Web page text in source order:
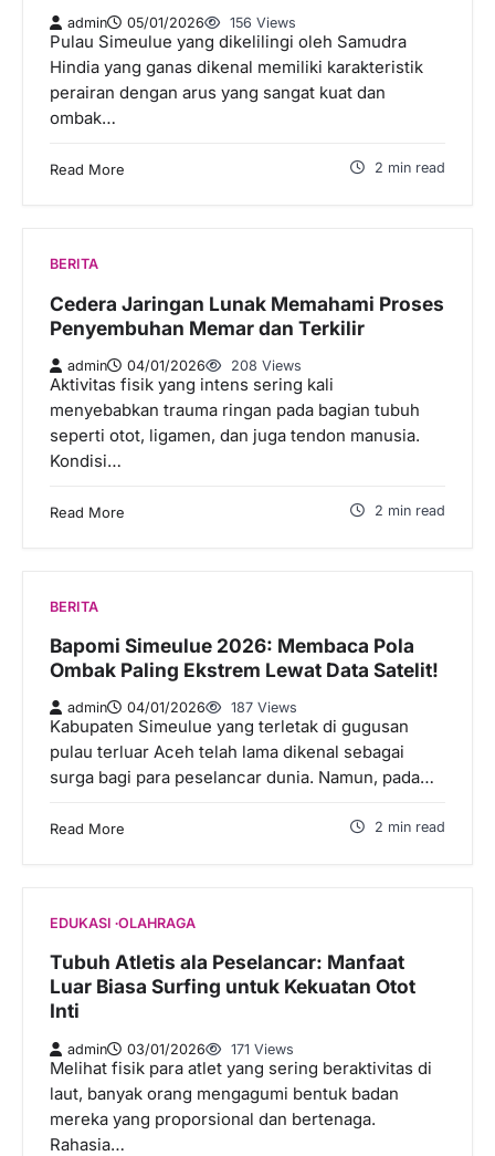
admin 05/01/2026 156 Views
Pulau Simeulue yang dikelilingi oleh Samudra
Hindia yang ganas dikenal memiliki karakteristik
perairan dengan arus yang sangat kuat dan
ombak…
Read More 2 min read
BERITA
Cedera Jaringan Lunak Memahami Proses
Penyembuhan Memar dan Terkilir
admin 04/01/2026 208 Views
Aktivitas fisik yang intens sering kali
menyebabkan trauma ringan pada bagian tubuh
seperti otot, ligamen, dan juga tendon manusia.
Kondisi…
Read More 2 min read
BERITA
Bapomi Simeulue 2026: Membaca Pola
Ombak Paling Ekstrem Lewat Data Satelit!
admin 04/01/2026 187 Views
Kabupaten Simeulue yang terletak di gugusan
pulau terluar Aceh telah lama dikenal sebagai
surga bagi para peselancar dunia. Namun, pada…
Read More 2 min read
EDUKASI OLAHRAGA
Tubuh Atletis ala Peselancar: Manfaat
Luar Biasa Surfing untuk Kekuatan Otot
Inti
admin 03/01/2026 171 Views
Melihat fisik para atlet yang sering beraktivitas di
laut, banyak orang mengagumi bentuk badan
mereka yang proporsional dan bertenaga.
Rahasia…